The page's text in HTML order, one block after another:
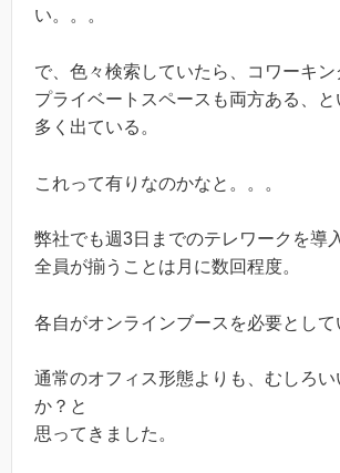
い。。。
で、色々検索していたら、コワーキン
プライベートスペースも両方ある、と
多く出ている。
これって有りなのかなと。。。
弊社でも週3日までのテレワークを導
全員が揃うことは月に数回程度。
各自がオンラインブースを必要として
通常のオフィス形態よりも、むしろ
か？と
思ってきました。